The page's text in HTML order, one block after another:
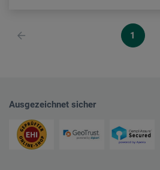
1
Ausgezeichnet sicher